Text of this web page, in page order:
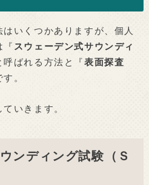
いくつかありますが、個人
『 スウェーデン式サウンディ
呼ばれる方法と『表面探査
。
いきます。
ンディング試験（Ｓ